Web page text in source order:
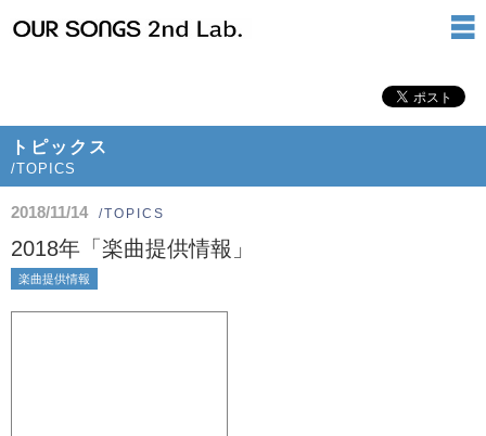
トピックス
/TOPICS
2018/11/14 /TOPICS
2018年「楽曲提供情報」
楽曲提供情報